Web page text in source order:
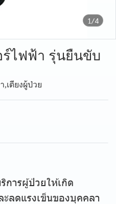
1/4
ร์ไฟฟ้า รุ่นยืนขับ
,เตียงผู้ป่วย
การผู้ป่วยให้เกิด
ลดแรงเข็นของบุคคลา